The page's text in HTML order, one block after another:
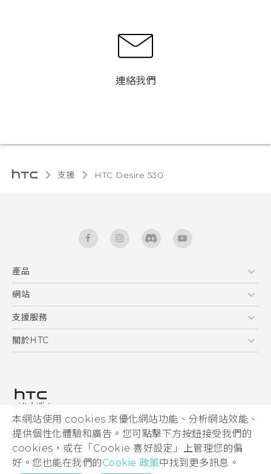
本網站使用 cookies 來優化網站功能、分析網站效能、
提供個性化體驗和廣告。您可點擊下方按鈕接受我們的
cookies，或在「Cookie 喜好設定」上管理您的偏
好。您也能在我們的Cookie 政策中找到更多訊息。
連絡我們
支援 HTC Desire 530‎
產品
5G
智能手機
區塊鍊手機
網站
HTC Dev
HTC Research
支援服務
服務中心
關於HTC
私隱政策
產品安全
加入HTC
Security and Privacy Whitepaper
© 2011-2026 HTC Corporation
HTC 法律文件